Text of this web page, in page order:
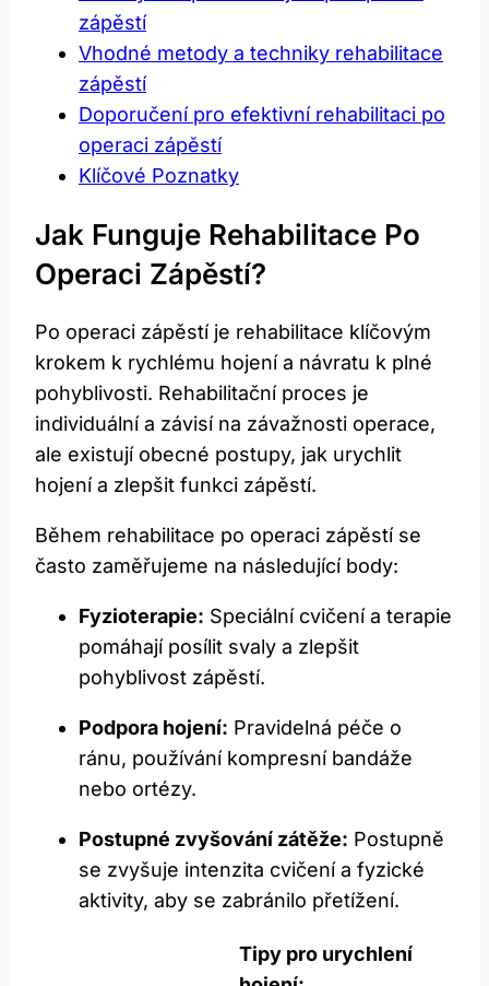
zápěstí
Vhodné metody ⁤a techniky rehabilitace
zápěstí
Doporučení pro efektivní rehabilitaci po
operaci zápěstí
Klíčové Poznatky
Jak Funguje Rehabilitace Po ​
Operaci Zápěstí?
Po operaci zápěstí je rehabilitace klíčovým⁢
krokem k rychlému ⁣hojení a návratu k plné
pohyblivosti. Rehabilitační ​proces je
individuální a závisí na ⁣závažnosti⁣ operace,
ale existují obecné postupy, jak urychlit
hojení a zlepšit funkci zápěstí.
Během rehabilitace ​po ​operaci zápěstí se
často zaměřujeme na následující body:
Fyzioterapie: Speciální cvičení a terapie
pomáhají posílit svaly a zlepšit
⁢pohyblivost zápěstí.
Podpora hojení: Pravidelná péče o
ránu, používání kompresní bandáže
nebo⁣ ortézy.
Postupné zvyšování​ zátěže: Postupně
se zvyšuje intenzita‌ cvičení a fyzické
aktivity, aby se zabránilo přetížení.
Tipy ​pro urychlení